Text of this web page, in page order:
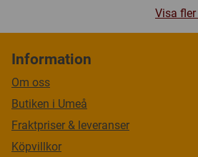
Visa
Information
Om oss
Butiken i Umeå
Fraktpriser & leveranser
Köpvillkor